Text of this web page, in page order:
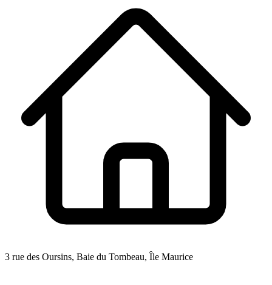
3 rue des Oursins, Baie du Tombeau, Île Maurice